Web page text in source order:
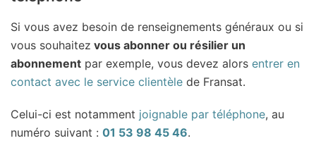
Si vous avez besoin de renseignements généraux ou si
vous souhaitez vous abonner ou résilier un
abonnement par exemple, vous devez alors entrer en
contact avec le service clientèle de Fransat.
Celui-ci est notamment joignable par téléphone, au
numéro suivant : 01 53 98 45 46.